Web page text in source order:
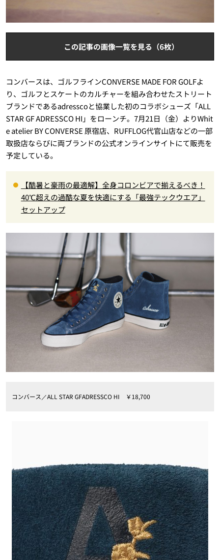
この記事の画像一覧を見る（6枚）
コンバースは、ゴルフラインCONVERSE MADE FOR GOLFよ
り、ゴルフとスケートのカルチャーを組み合わせたストリート
ブランドであるadresscoと協業した初のコラボシューズ「ALL
STAR GF ADRESSCO HI」をローンチ。7月21日（金）よりWhit
e atelier BY CONVERSE 原宿店、RUFFLOG代官山店などの一部
取扱店ならびに両ブランドの公式オンラインサイトにて販売を
予定している。
【酷暑と豪雨の最適解】全身コロンビアで揃えるべき！
40℃超えの過酷な夏を快適にする「最強テックウエア」
セットアップ
コンバース／ALL STAR GFADRESSCO HI ￥18,700